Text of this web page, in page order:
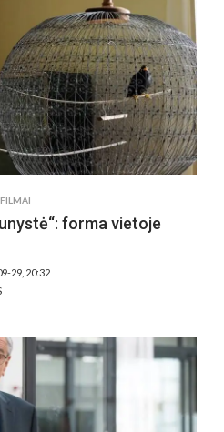
MEILĘ
DRAMOJE
MANE
MYLĖTI“
forma vietoje
29, 20:32
ĮRAŠE
„JAUNYSTĖ“:
FORMA
VIETOJE
TURINIO
(APŽVALGA)